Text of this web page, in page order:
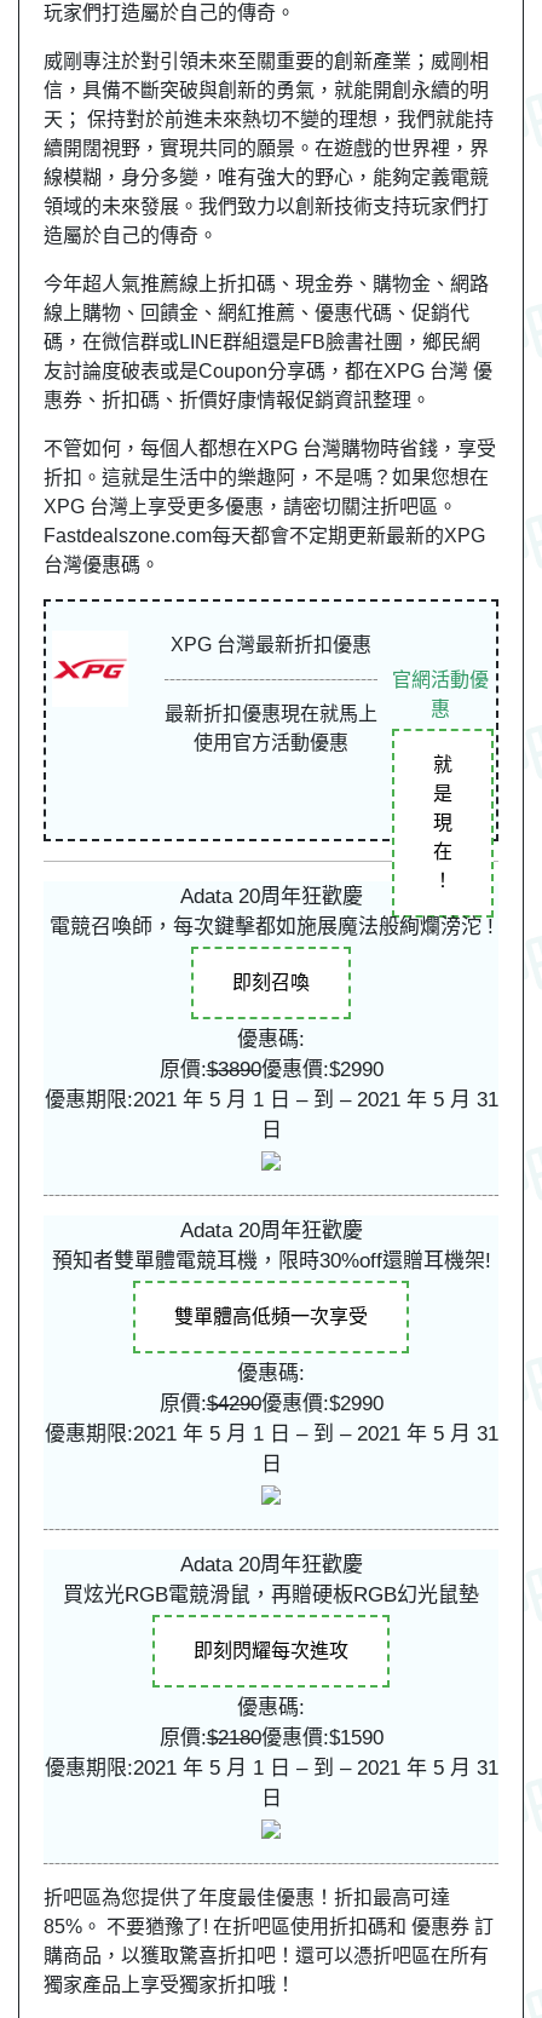
玩家們打造屬於自己的傳奇。
威剛專注於對引領未來至關重要的創新產業；威剛相
信，具備不斷突破與創新的勇氣，就能開創永續的明
天； 保持對於前進未來熱切不變的理想，我們就能持
續開闊視野，實現共同的願景。在遊戲的世界裡，界
線模糊，身分多變，唯有強大的野心，能夠定義電競
領域的未來發展。我們致力以創新技術支持玩家們打
造屬於自己的傳奇。
今年超人氣推薦線上折扣碼、現金券、購物金、網路
線上購物、回饋金、網紅推薦、優惠代碼、促銷代
碼，在微信群或LINE群組還是FB臉書社團， 鄉民網
友討論度破表或是Coupon分享碼，都在XPG 台灣 優
惠券、折扣碼、折價好康情報促銷資訊整理。
不管如何，每個人都想在XPG 台灣購物時省錢，享受
折扣。這就是生活中的樂趣阿，不是嗎？如果您想在
XPG 台灣上享受更多優惠，請密切關注折吧區。
Fastdealszone.com每天都會不定期更新最新的XPG
台灣優惠碼。
XPG 台灣最新折扣優惠
最新折扣優惠現在就馬上
使用官方活動優惠
官網活動優
惠
就
是
現
在
！
Adata 20周年狂歡慶
電競召喚師，每次鍵擊都如施展魔法般絢爛滂沱 !
即刻召喚
優惠碼:
原價:$3890優惠價:$2990
優惠期限:2021 年 5 月 1 日 – 到 – 2021 年 5 月 31
日
Adata 20周年狂歡慶
預知者雙單體電競耳機，限時30%off還贈耳機架!
雙單體高低頻一次享受
優惠碼:
原價:$4290優惠價:$2990
優惠期限:2021 年 5 月 1 日 – 到 – 2021 年 5 月 31
日
Adata 20周年狂歡慶
買炫光RGB電競滑鼠，再贈硬板RGB幻光鼠墊
即刻閃耀每次進攻
優惠碼:
原價:$2180優惠價:$1590
優惠期限:2021 年 5 月 1 日 – 到 – 2021 年 5 月 31
日
折吧區為您提供了年度最佳優惠！折扣最高可達
85%。 不要猶豫了! 在折吧區使用折扣碼和 優惠券 訂
購商品，以獲取驚喜折扣吧！還可以憑折吧區在所有
獨家產品上享受獨家折扣哦！